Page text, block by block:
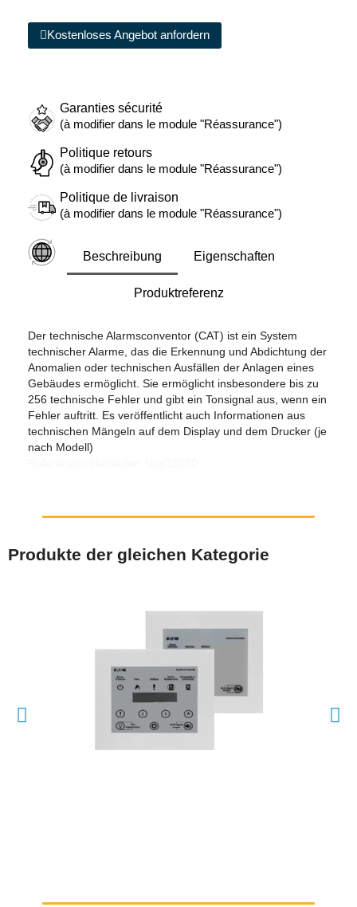
Kostenloses Angebot anfordern
Garanties sécurité
(à modifier dans le module "Réassurance")
Politique retours
(à modifier dans le module "Réassurance")
Politique de livraison
(à modifier dans le module "Réassurance")
Beschreibung Eigenschaften
Produktreferenz
Der technische Alarmsconventor (CAT) ist ein System
technischer Alarme, das die Erkennung und Abdichtung der
Anomalien oder technischen Ausfällen der Anlagen eines
Gebäudes ermöglicht. Sie ermöglicht insbesondere bis zu
256 technische Fehler und gibt ein Tonsignal aus, wenn ein
Fehler auftritt. Es veröffentlicht auch Informationen aus
technischen Mängeln auf dem Display und dem Drucker (je
nach Modell)
Produkte der gleichen Kategorie